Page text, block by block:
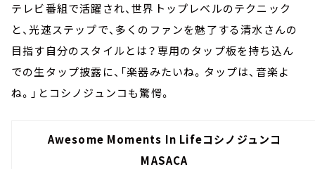
テレビ番組で活躍され、世界トップレベルのテクニック
と、光速ステップで、多くのファンを魅了する清水さんの
目指す自分のスタイルとは？専用のタップ板を持ち込ん
での生タップ披露に、「楽器みたいね。タップは、音楽よ
ね。」とコシノジュンコも驚愕。
Awesome Moments In Lifeコシノジュンコ
MASACA